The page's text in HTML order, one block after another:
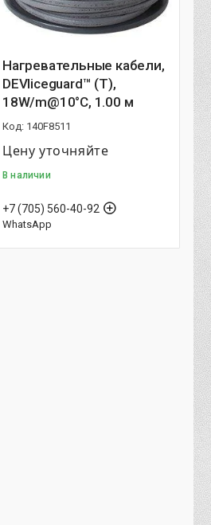
Нагревательные кабели,
DEVIiceguard™ (T),
18W/m@10°C, 1.00 м
140F8511
Цену уточняйте
В наличии
+7 (705) 560-40-92
WhatsApp